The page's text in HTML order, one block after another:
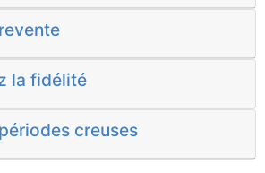
la fidélité
creuses